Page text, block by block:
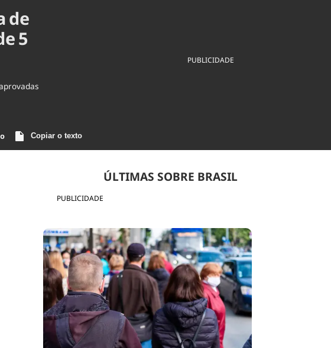
Brasil
de
5
Copiar o texto
PUBLICIDADE
PUBLICIDADE
ÚLTIMAS SOBRE BRASIL